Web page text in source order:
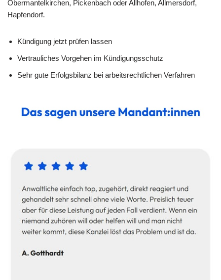
Obermantelkirchen, Pickenbach oder Allhofen, Allmersdorf,
Hapfendorf.
Kündigung jetzt prüfen lassen
Vertrauliches Vorgehen im Kündigungsschutz
Sehr gute Erfolgsbilanz bei arbeitsrechtlichen Verfahren